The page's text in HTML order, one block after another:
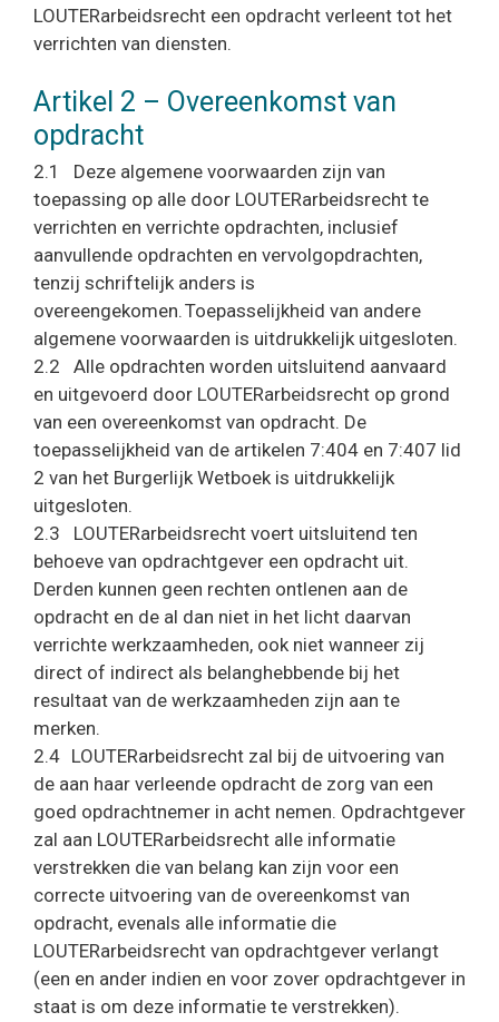
LOUTERarbeidsrecht een opdracht verleent tot het
verrichten van diensten.
Artikel 2 – Overeenkomst van
opdracht
2.1 Deze algemene voorwaarden zijn van
toepassing op alle door LOUTERarbeidsrecht te
verrichten en verrichte opdrachten, inclusief
aanvullende opdrachten en vervolgopdrachten,
tenzij schriftelijk anders is
overeengekomen. Toepasselijkheid van andere
algemene voorwaarden is uitdrukkelijk uitgesloten.
2.2 Alle opdrachten worden uitsluitend aanvaard
en uitgevoerd door LOUTERarbeidsrecht op grond
van een overeenkomst van opdracht. De
toepasselijkheid van de artikelen 7:404 en 7:407 lid
2 van het Burgerlijk Wetboek is uitdrukkelijk
uitgesloten.
2.3 LOUTERarbeidsrecht voert uitsluitend ten
behoeve van opdrachtgever een opdracht uit.
Derden kunnen geen rechten ontlenen aan de
opdracht en de al dan niet in het licht daarvan
verrichte werkzaamheden, ook niet wanneer zij
direct of indirect als belanghebbende bij het
resultaat van de werkzaamheden zijn aan te
merken.
2.4 LOUTERarbeidsrecht zal bij de uitvoering van
de aan haar verleende opdracht de zorg van een
goed opdrachtnemer in acht nemen. Opdrachtgever
zal aan LOUTERarbeidsrecht alle informatie
verstrekken die van belang kan zijn voor een
correcte uitvoering van de overeenkomst van
opdracht, evenals alle informatie die
LOUTERarbeidsrecht van opdrachtgever verlangt
(een en ander indien en voor zover opdrachtgever in
staat is om deze informatie te verstrekken).